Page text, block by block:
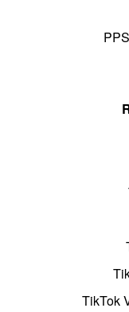
TikTok